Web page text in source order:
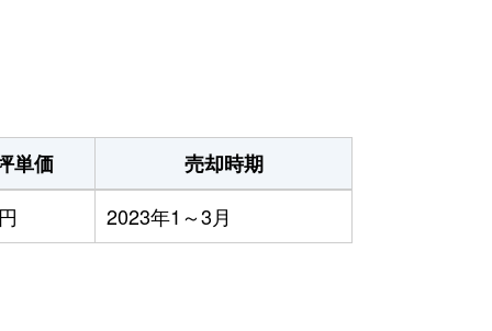
単価
売却時期
2023年1～3月